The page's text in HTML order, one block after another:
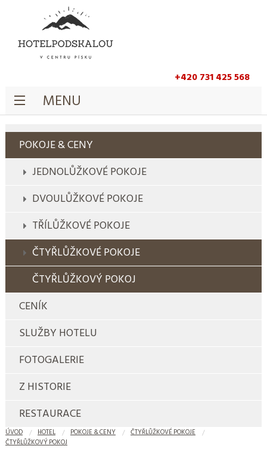
+420 731 425 568
MENU
POKOJE & CENY
JEDNOLŮŽKOVÉ POKOJE
DVOULŮŽKOVÉ POKOJE
TŘÍLŮŽKOVÉ POKOJE
ČTYŘLŮŽKOVÉ POKOJE
ČTYŘLŮŽKOVÝ POKOJ
CENÍK
SLUŽBY HOTELU
FOTOGALERIE
Z HISTORIE
RESTAURACE
ÚVOD HOTEL POKOJE & CENY
ČTYŘLŮŽKOVÉ POKOJE
ČTYŘLŮŽKOVÝ POKOJ